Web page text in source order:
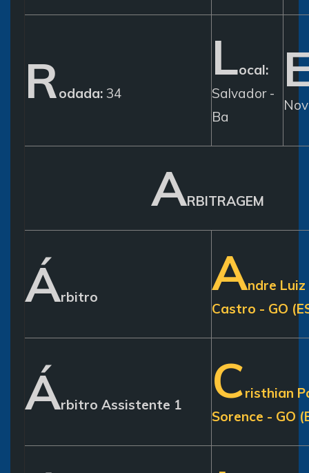
Rodada: 34
Local:
Salvador -
Ba
ARBITRAGEM
Árbitro Andre
Castro - GO
Árbitro Assistente 1 Cristhian
Sorence - GO